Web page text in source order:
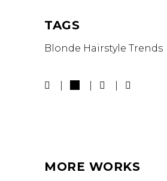
TAGS
Blonde Hairstyle Trends
MORE WORKS